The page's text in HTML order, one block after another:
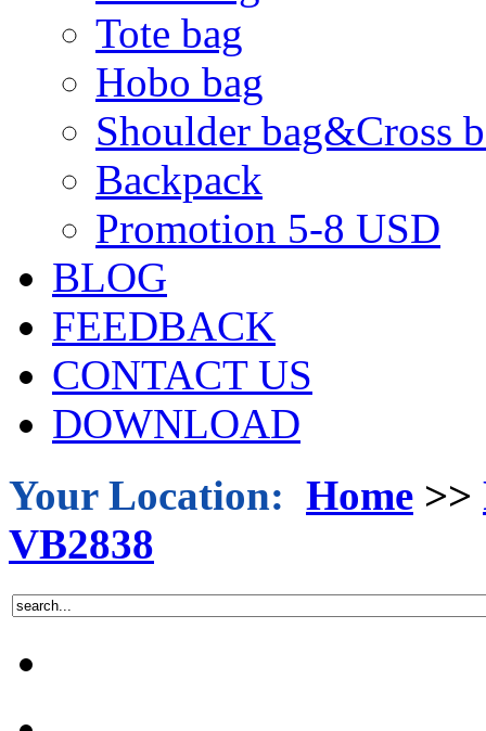
Tote bag
Hobo bag
Shoulder bag&Cross
Backpack
Promotion 5-8 USD
BLOG
FEEDBACK
CONTACT US
DOWNLOAD
Your Location: Home >>
VB2838